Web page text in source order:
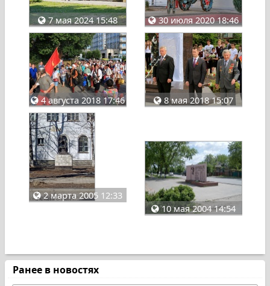
7 мая 2024 15:48 30 июля 2020 18:46
4 августа 2018 17:46 8 мая 2018 15:07
2 марта 2005 12:33
10 мая 2004 14:54
Ранее в новостях